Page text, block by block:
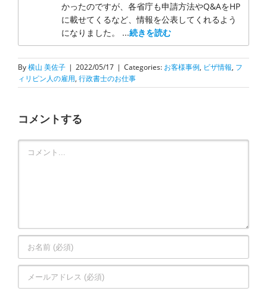
かったのですが、各省庁も申請方法やQ&AをHP
に載せてくるなど、情報を公表してくれるよう
になりました。 ...続きを読む
By横山 美佐子 | 2022/05/17 | Categories: お客様事例, ビザ情報, フ
ィリピン人の雇用, 行政書士のお仕事
コメントする